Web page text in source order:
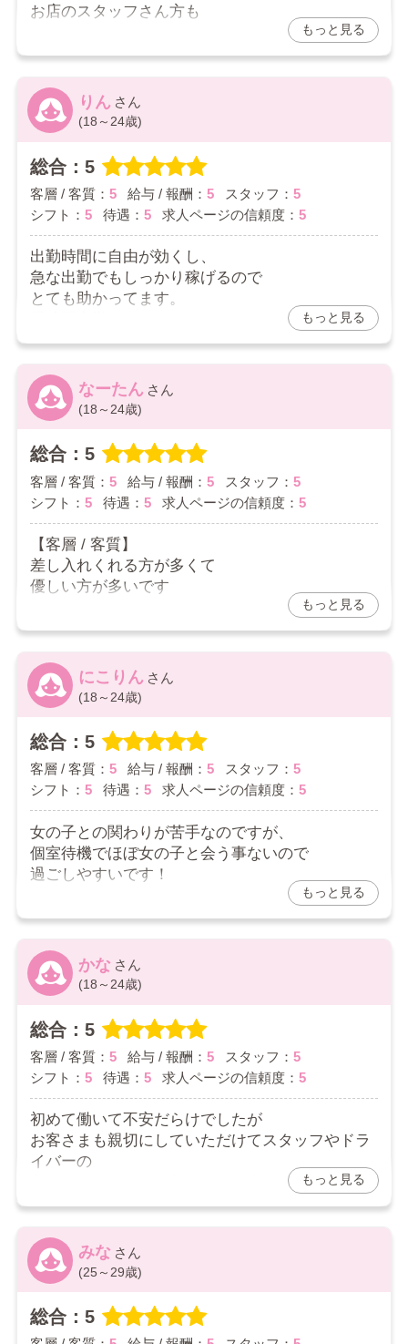
お店のスタッフさん方も
私の負担にならないようにって
色んな提案してくれたりして
とても助かってます。
いつもありがとうございます。
2026/05/27
もっと見る
りん
(18～24歳)
総合：5
客層 / 客質： 5 給与 / 報酬： 5 スタッフ： 5
シフト： 5 待遇： 5 求人ページの信頼度： 5
出勤時間に自由が効くし、
急な出勤でもしっかり稼げるので
とても助かってます。
10万以上稼げる日もあって
金欠の私には有り難いです。
2026/05/19
もっと見る
なーたん
(18～24歳)
総合：5
客層 / 客質： 5 給与 / 報酬： 5 スタッフ： 5
シフト： 5 待遇： 5 求人ページの信頼度： 5
【客層 / 客質】
差し入れくれる方が多くて
優しい方が多いです
すぐ目標金額達成できるので
退勤後の達成感すごいです！
【スタッフ】
明るく挨拶してくれるし
退勤時間が過ぎそうな時は
ご予約取る前に必ず確認してくださるので
出勤後に予定ある時も出勤しやすくて
とても助かってます！
ドライバーさんも安全運転してくれるので
車酔いしやすい私でも安心して
自由にシフト組ませてくれるので
スキマ時間で働いてます！
【待遇】
脱毛などできて有り難いです
【求人ページの信頼度】
100%
【総評】
これからもこのお店で頑張って
いっぱい稼ぎたいです
2026/05/13
もっと見る
にこりん
(18～24歳)
総合：5
客層 / 客質： 5 給与 / 報酬： 5 スタッフ： 5
シフト： 5 待遇： 5 求人ページの信頼度： 5
女の子との関わりが苦手なのですが、
個室待機でほぼ女の子と会う事ないので
過ごしやすいです！
このお店の方が圧倒的に客層よくて
優しいお客様多いです！！
スタッフさんも優しくしてくださるので
いつも助かってます！
2026/05/08
もっと見る
かな
(18～24歳)
総合：5
客層 / 客質： 5 給与 / 報酬： 5 スタッフ： 5
シフト： 5 待遇： 5 求人ページの信頼度： 5
初めて働いて不安だらけでしたが
お客さまも親切にしていただけてスタッフやドラ
イバーの
方も教えてくれてお茶もなく沢山働かせていただ
けました！
2026/04/25
もっと見る
みな
(25～29歳)
総合：5